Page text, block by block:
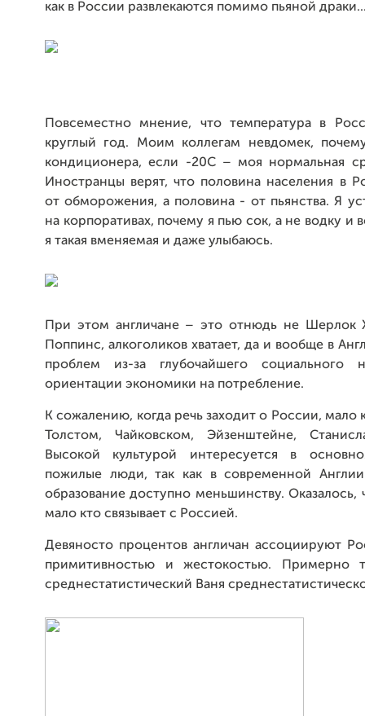
как в России развлекаются помимо пьяной
Повсеместно мнение, что температура в
круглый год. Моим коллегам невдомек,
кондиционера, если -20С – моя нормальная
Иностранцы верят, что половина населения в
от обморожения, а половина - от пьянства. Я
на корпоративах, почему я пью сок, а не водку и
я такая вменяемая и даже улыбаюсь.
При этом англичане – это отнюдь не
Поппинс, алкоголиков хватает, да и вообще в
проблем из-за глубочайшего социального
ориентации экономики на потребление.
К сожалению, когда речь заходит о России, мало
Толстом, Чайковском, Эйзенштейне,
Высокой культурой интересуется в
пожилые люди, так как в современной Англии
образование доступно меньшинству. Оказалось,
мало кто связывает с Россией.
Девяносто процентов англичан ассоциируют
примитивностью и жестокостью. Примерно
среднестатистический Ваня